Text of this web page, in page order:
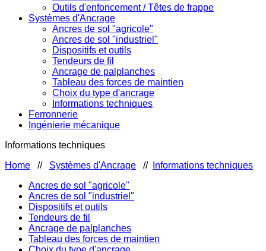
Outils d'enfoncement / Têtes de frappe
Systèmes d'Ancrage
Ancres de sol "agricole"
Ancres de sol "industriel"
Dispositifs et outils
Tendeurs de fil
Ancrage de palplanches
Tableau des forces de maintien
Choix du type d'ancrage
Informations techniques
Ferronnerie
Ingénierie mécanique
Informations techniques
Home // Systèmes d'Ancrage //
Informations techniques
Ancres de sol "agricole"
Ancres de sol "industriel"
Dispositifs et outils
Tendeurs de fil
Ancrage de palplanches
Tableau des forces de maintien